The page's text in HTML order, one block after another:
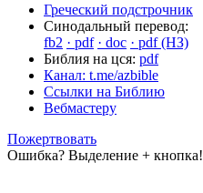
Греческий подстрочник
Синодальный перевод:
fb2 · pdf · doc · pdf (НЗ)
Библия на цся: pdf
Канал: t.me/azbible
Ссылки на Библию
Вебмастеру
Пожертвовать
Ошибка? Выделение + кнопка!